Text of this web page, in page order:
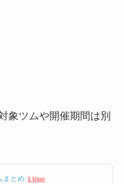
象ツムや開催期間は別
まとめ 1 User